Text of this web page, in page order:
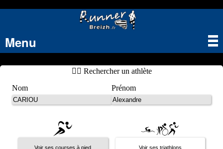
Menu
🏃‍♂️ Rechercher un athlète
Nom
Prénom